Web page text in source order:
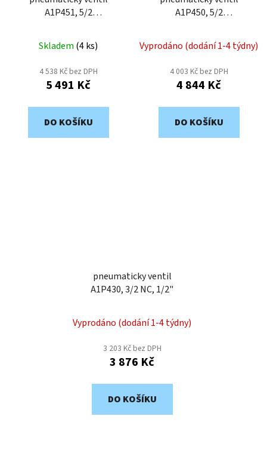
A1P451, 5/2
Skladem (4 ks)
4 538 Kč bez DPH
5 491 Kč
DO KOŠÍKU
A1P450, 5/2
Vyprodáno (dodání 1-4 týdny)
4 003 Kč bez DPH
4 844 Kč
DO KOŠÍKU
pneumaticky ventil
A1P430, 3/2 NC, 1/2"
Vyprodáno (dodání 1-4 týdny)
3 203 Kč bez DPH
3 876 Kč
DO KOŠÍKU